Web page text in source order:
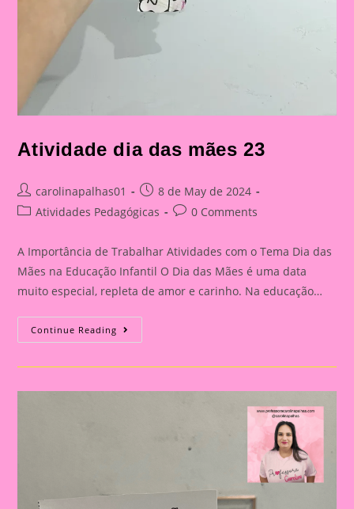
Atividade dia das mães 23
Post
author:
carolinapalhas01
Post
published:
8 de May de 2024
PostAtividades Pedagógicas
Post0 Comments
A Importância de Trabalhar Atividades com o Tema Dia das
Mães na Educação Infantil O Dia das Mães é uma data
muito especial, repleta de amor e carinho. Na educação…
Continue Reading Atividade
Dia